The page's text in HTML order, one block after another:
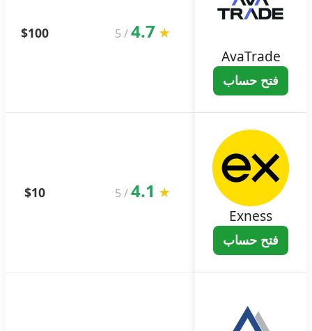
AvaTrade
فتح حساب
★
4.7
/
5
$100
Exness
فتح حساب
★
4.1
/
5
$10